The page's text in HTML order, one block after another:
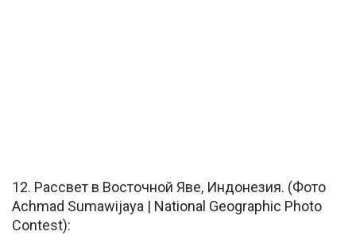
12. Рассвет в Восточной Яве, Индонезия. (Фото
Achmad Sumawijaya | National Geographic Photo
Contest):